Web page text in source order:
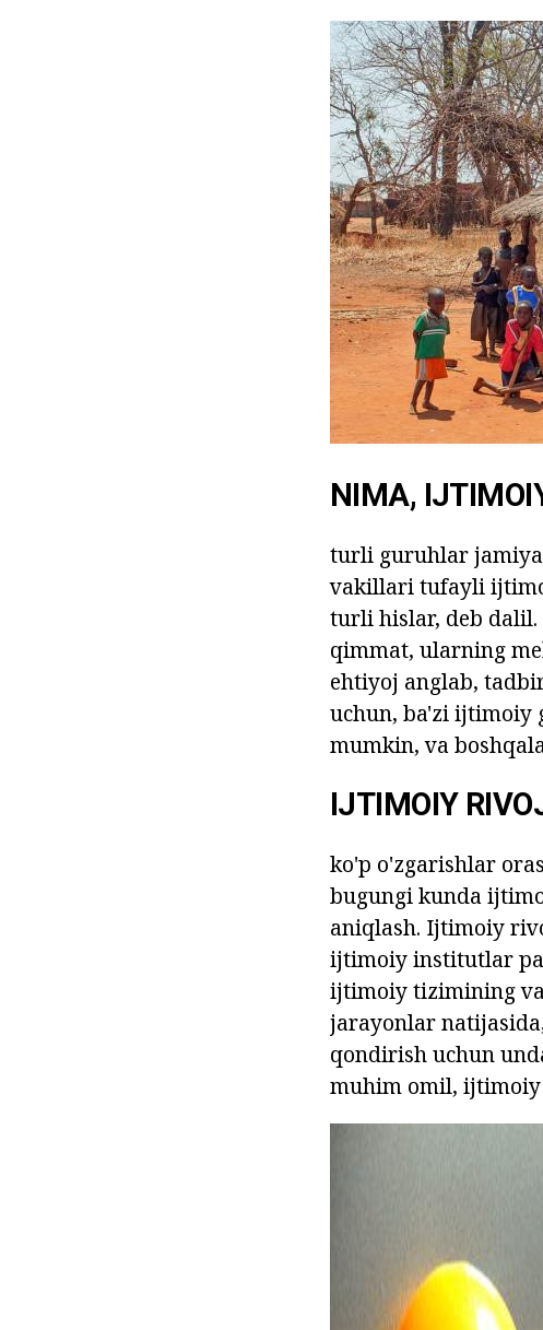
NIMA,
turli guruhlar
vakillari tufayli
turli hislar, deb
qimmat, ularning
ehtiyoj anglab,
uchun, ba'zi ijtimoiy
mumkin, va
IJTIMOIY
ko'p o'zgarishlar
bugungi kunda
aniqlash. Ijtimoiy
ijtimoiy institutlar
ijtimoiy tizimining
jarayonlar
qondirish uchun
muhim omil,